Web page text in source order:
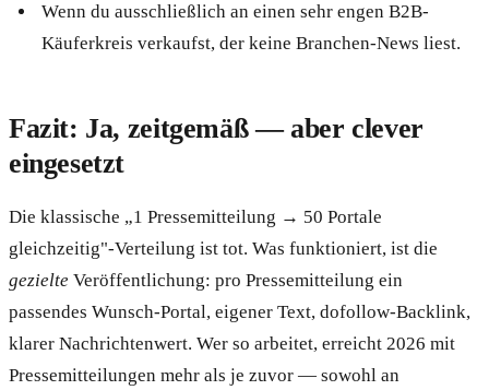
Wenn du ausschließlich an einen sehr engen B2B-
Käuferkreis verkaufst, der keine Branchen-News liest.
Fazit: Ja, zeitgemäß — aber clever
eingesetzt
Die klassische „1 Pressemitteilung → 50 Portale
gleichzeitig"-Verteilung ist tot. Was funktioniert, ist die
gezielte Veröffentlichung: pro Pressemitteilung ein
passendes Wunsch-Portal, eigener Text, dofollow-Backlink,
klarer Nachrichtenwert. Wer so arbeitet, erreicht 2026 mit
Pressemitteilungen mehr als je zuvor — sowohl an